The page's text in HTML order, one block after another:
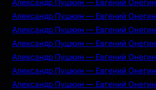
Александр Пушкин — Евгений Онегин
Александр Пушкин — Евгений Онегин
Александр Пушкин — Евгений Онегин
Александр Пушкин — Евгений Онегин
Александр Пушкин — Евгений Онегин
Александр Пушкин — Евгений Онегин
Александр Пушкин — Евгений Онегин